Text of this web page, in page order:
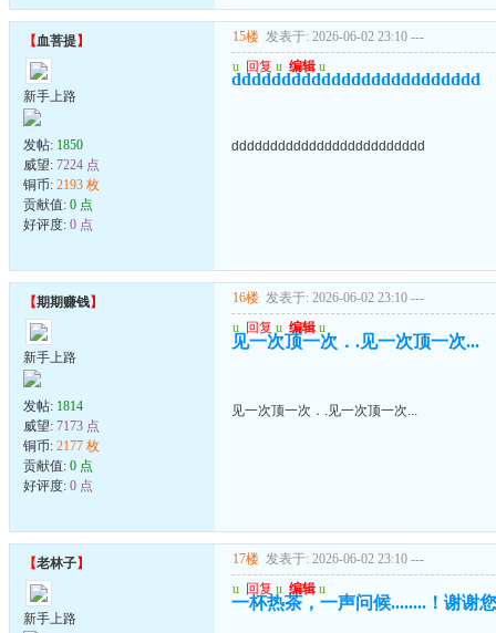
【血菩提】
新手上路
发帖: 1850
威望: 7224 点
铜币: 2193 枚
贡献值: 0 点
好评度: 0 点
15楼 发表于: 2026-06-02 23:10 ---
u 回复 u 编辑 u
ddddddddddddddddddddddddd
ddddddddddddddddddddddddd
【期期赚钱】
新手上路
发帖: 1814
威望: 7173 点
铜币: 2177 枚
贡献值: 0 点
好评度: 0 点
16楼 发表于: 2026-06-02 23:10 ---
u 回复 u 编辑 u
见一次顶一次．.见一次顶一次...
见一次顶一次．.见一次顶一次...
【老林子】
新手上路
17楼 发表于: 2026-06-02 23:10 ---
u 回复 u 编辑 u
一杯热茶，一声问候........！谢谢